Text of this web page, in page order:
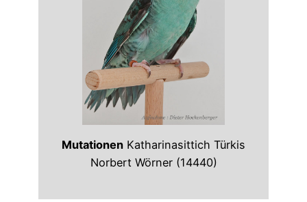
Mutationen Katharinasittich Türkis
Norbert Wörner (14440)